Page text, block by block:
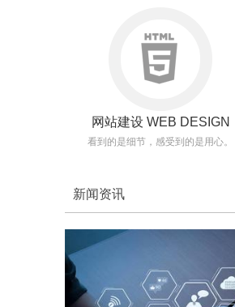
网站建设 WEB DESIGN
看到的是细节，感受到的是用心。
新闻资讯